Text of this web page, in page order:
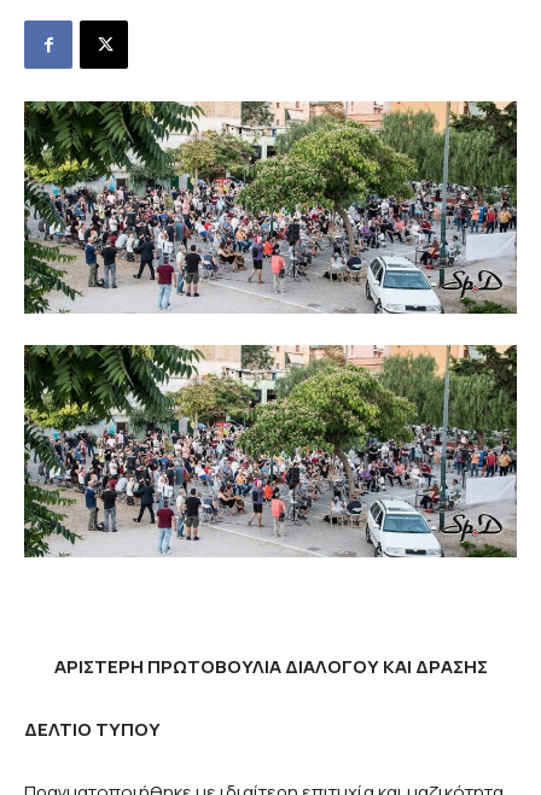
ΑΡΙΣΤΕΡΗ ΠΡΩΤΟΒΟΥΛΙΑ ΔΙΑΛΟΓΟΥ ΚΑΙ ΔΡΑΣΗΣ
ΔΕΛΤΙΟ ΤΥΠΟΥ